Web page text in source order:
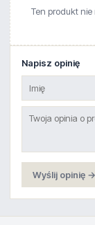
Ten produkt nie
Napisz opinię
Wyślij opinię →